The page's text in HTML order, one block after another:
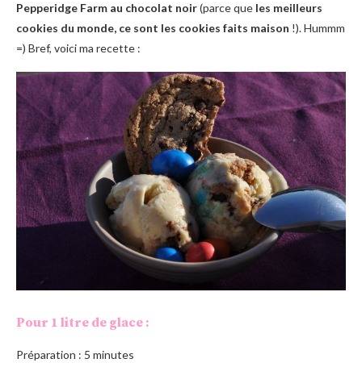
Pepperidge Farm au chocolat noir(parce que les meilleurs
cookies du monde, ce sont les cookies faits maison !). Hummm
=) Bref, voici ma recette :
Pour 1 litre de glace :
Préparation : 5 minutes